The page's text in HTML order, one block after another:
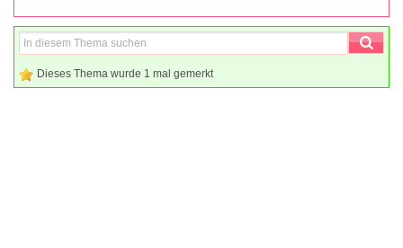
Dieses Thema wurde 1 mal gemerkt